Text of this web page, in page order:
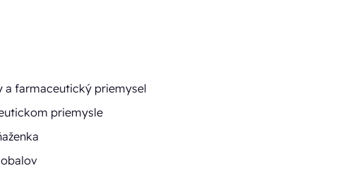
a farmaceutický priemysel
priemysle